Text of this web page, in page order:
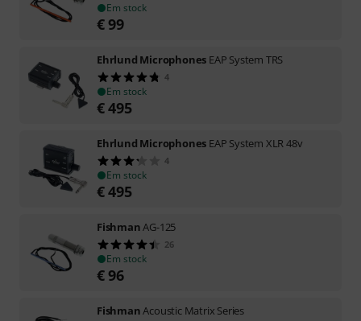
Em stock
€99
Ehrlund Microphones EAP System TRS
4
Em stock
€495
Ehrlund Microphones EAP System XLR 48v
4
Em stock
€495
FishmanAG-125
26
Em stock
€96
FishmanAcoustic Matrix Series